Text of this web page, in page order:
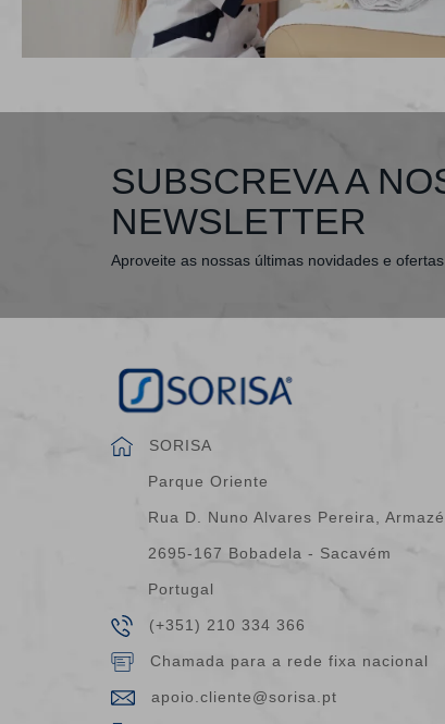
SUBSCREVA A
NEWSLETTER
Aproveite as nossas últimas novidades e
SORISA
Parque Oriente
Rua D. Nuno Alvares Pereira,
2695-167 Bobadela - Sacavém
Portugal
(+351) 210 334 366
Chamada para a rede fixa nacional
apoio.cliente@sorisa.pt